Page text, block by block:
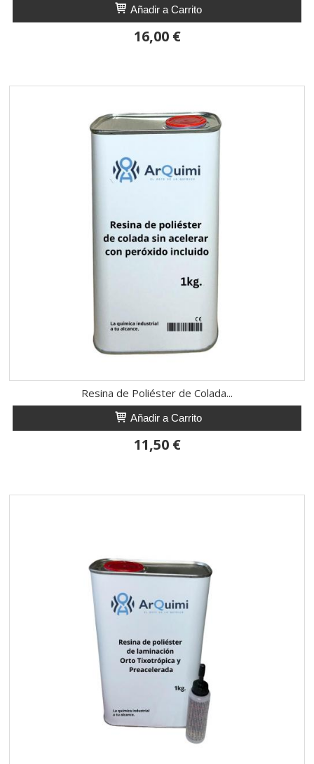
Añadir a Carrito
16,00 €
Resina de Poliéster de Colada...
Añadir a Carrito
11,50 €